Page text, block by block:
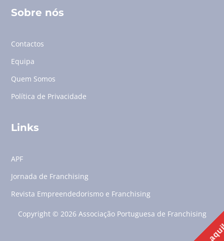
Sobre nós
Contactos
Equipa
Quem Somos
Política de Privacidade
Links
APF
Jornada de Franchising
Revista Empreendedorismo e Franchising
Copyright © 2026 Associação Portuguesa de Franchising